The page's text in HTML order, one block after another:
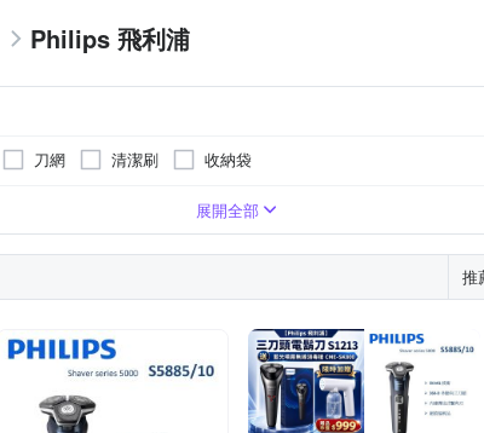
Philips 飛利浦
刀網 清潔刷 收納袋
展開全部
推